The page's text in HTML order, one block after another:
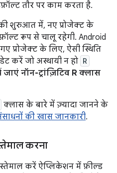
तौर पर काम करता है.
की शुरुआत में, नए प्रोजेक्ट के
रूप से चालू रहेगी. Android
प्रोजेक्ट के लिए, ऐसी स्थिति
करें जो अस्थायी न हो R
नॉन-ट्रांज़िटिव R क्लास
क्लास के बारे में ज़्यादा जानने के
की खास जानकारी.
करना
करें ऐप्लिकेशन में फ़ील्ड